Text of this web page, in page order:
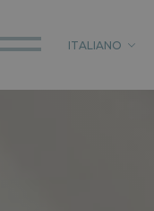
ITALIANO
ITALIANO